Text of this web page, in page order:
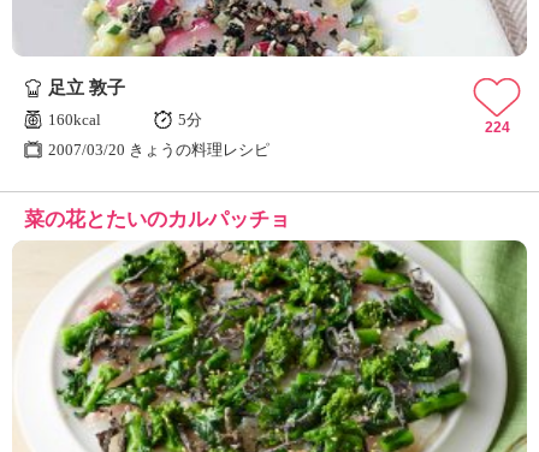
足立 敦子
160kcal
5分
2007/03/20 きょうの料理レシピ
224
菜の花とたいのカルパッチョ